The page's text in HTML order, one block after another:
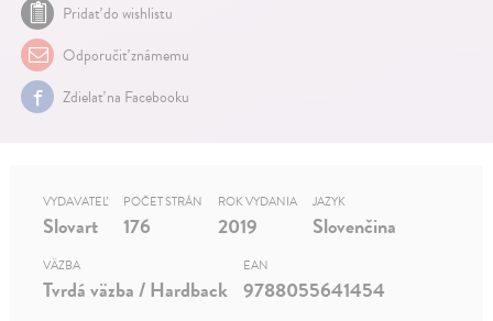
Pridať do wishlistu
Odporučiť známemu
Zdielať na Facebooku
VYDAVATEĽ
Slovart
POČET STRÁN
176
ROK VYDANIA
2019
JAZYK
Slovenčina
VÄZBA
Tvrdá väzba / Hardback
EAN
9788055641454